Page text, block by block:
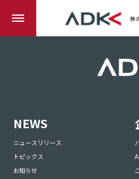
NEWS
ニュースリリース
トピックス
お知らせ